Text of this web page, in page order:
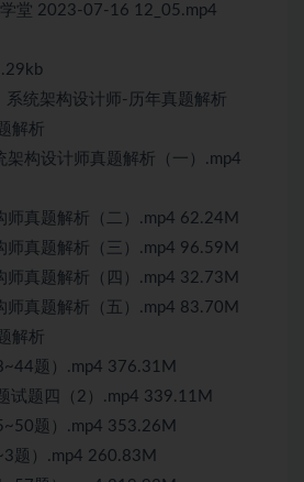
堂 2023-07-16 12_05.mp4
统架构设计师-历年真题解析
解析
构设计师真题解析（一）.mp4
真题解析（二）.mp4 62.24M
真题解析（三）.mp4 96.59M
真题解析（四）.mp4 32.73M
真题解析（五）.mp4 83.70M
解析
题）.mp4 376.31M
试题四（2）.mp4 339.11M
题）.mp4 353.26M
题）.mp4 260.83M